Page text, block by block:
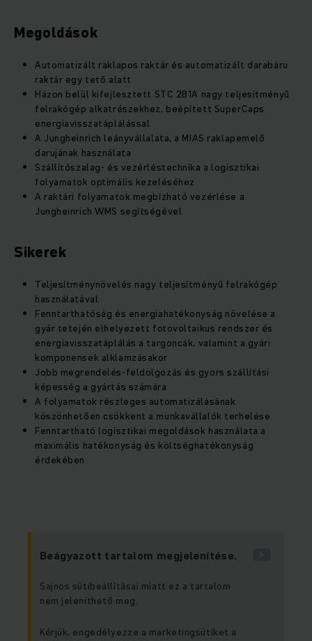
Megoldások
Automatizált raklapos raktár és automatizált darabáru
raktár egy tető alatt
Házon belül kifejlesztett STC 2B1A nagy teljesítményű
felrakógép alkatrészekhez, beépített SuperCaps
energiavisszatáplálással
A Jungheinrich leányvállalata, a MIAS raklapemelő
darujának használata
Szállítószalag- és vezérléstechnika a logisztikai
folyamatok optimális kezeléséhez
A raktári folyamatok megbízható vezérlése a
Jungheinrich WMS segítségével
Sikerek
Teljesítménynövelés nagy teljesítményű felrakógép
használatával
Fenntarthatóság és energiahatékonyság növelése a
gyár tetején elhelyezett fotovoltaikus rendszer és
energiavisszatáplálás a targoncák, valamint a gyári
komponensek alklamzásakor
Jobb megrendelés-feldolgozás és gyors szállítási
képesség a gyártás számára
A folyamatok részleges automatizálásának
köszönhetően csökkent a munkavállalók terhelése
Fenntartható logisztikai megoldások használata a
maximális hatékonyság és költséghatékonyság
érdekében
Beágyazott tartalom megjelenítése.
Sajnos sütibeállításai miatt ez a tartalom
nem jeleníthető meg.
Kérjük, engedélyezze a marketingsütiket a